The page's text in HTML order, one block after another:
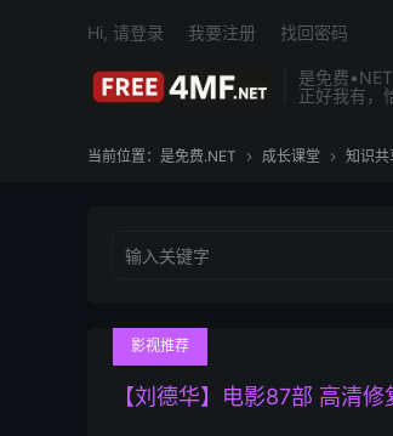
是免费•NET
正好我有，
Hi, 请登录 我要注册 找回密码
当前位置： 是免费.NET  成长课堂  知识共
影视推荐
【刘德华】电影87部 高清修